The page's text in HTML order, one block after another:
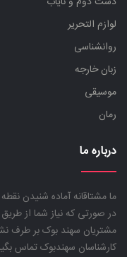
لوازم التحریر
روانشناسی
زبان خارجه
موسیقی
رمان
درباره ما
ما مشتاقانه آماده شنیدن
در صورتی که نیاز شما از
مشتریان سهند بوک بر طرف
کارشناسان سهندبوک تماس